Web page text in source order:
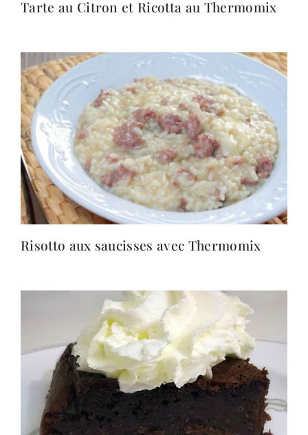
Tarte au Citron et Ricotta au Thermomix
Risotto aux saucisses avec Thermomix